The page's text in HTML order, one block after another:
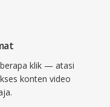
tuntutan
telah diadopsi
besar untuk
serta
dari
berbasis
klik — atasi
konten video